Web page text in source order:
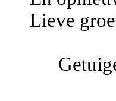
Lieve